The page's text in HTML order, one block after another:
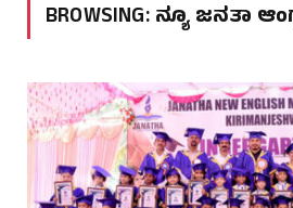
BROWSING:ನ್ಯೂ ಜನತಾ